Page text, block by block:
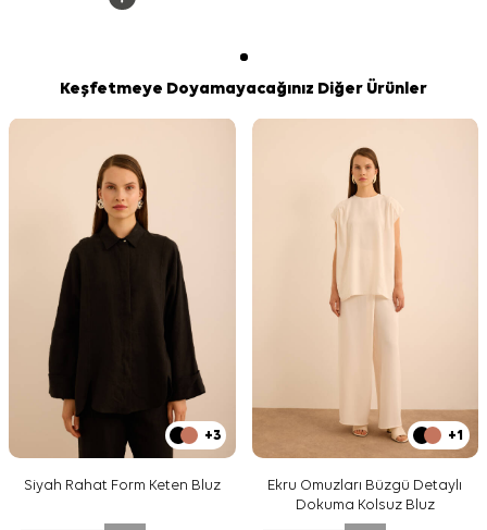
Keşfetmeye Doyamayacağınız Diğer Ürünler
+3
Siyah Rahat Form Keten Bluz
+1
Ekru Omuzları Büzgü Detaylı
Dokuma Kolsuz Bluz